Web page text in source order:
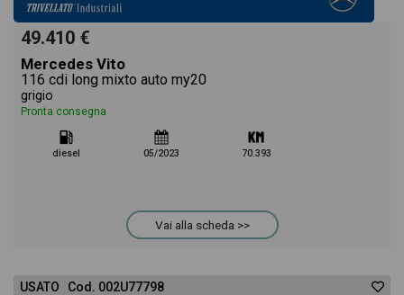
49.410 €
Mercedes Vito
116 cdi long mixto auto my20
grigio
Pronta consegna
diesel 05/2023 70.393
Vai alla scheda >>
USATO Cod. 002U77798